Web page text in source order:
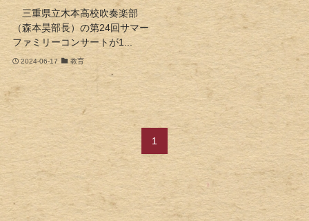
三重県立木本高校吹奏楽部
（森本昊部長）の第24回サマー
ファミリーコンサートが1...
2024-06-17 教育
1